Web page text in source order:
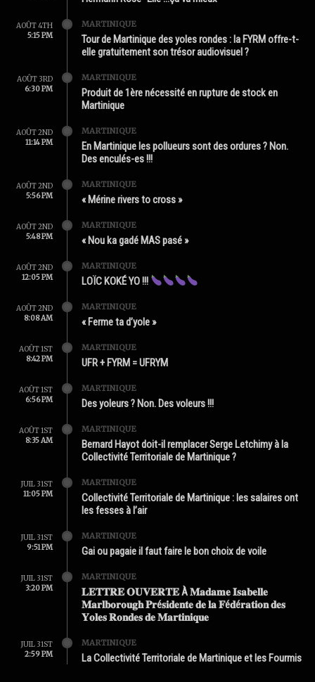
AOÛT 4TH
5:15 PM
MARTINIQUE
Tour de Martinique des yoles rondes : la FYRM offre-t-
elle gratuitement son trésor audiovisuel ?
AOÛT 3RD
6:30 PM
MARTINIQUE
Produit de 1ère nécessité en rupture de stock en
Martinique
AOÛT 2ND
11:14 PM
MARTINIQUE
En Martinique les pollueurs sont des ordures ? Non.
Des enculés-es !!!
AOÛT 2ND
5:56 PM
MARTINIQUE
« Mérine rivers to cross »
AOÛT 2ND
5:48 PM
MARTINIQUE
« Nou ka gadé MAS pasé »
AOÛT 2ND
12:05 PM
MARTINIQUE
LOÏC KOKÉ YO !!!
AOÛT 2ND
8:08 AM
MARTINIQUE
« Ferme ta d’yole »
AOÛT 1ST
8:42 PM
MARTINIQUE
UFR + FYRM = UFRYM
AOÛT 1ST
6:56 PM
MARTINIQUE
Des yoleurs ? Non. Des voleurs !!!
AOÛT 1ST
8:35 AM
MARTINIQUE
Bernard Hayot doit-il remplacer Serge Letchimy à la
Collectivité Territoriale de Martinique ?
JUIL 31ST
11:05 PM
MARTINIQUE
Collectivité Territoriale de Martinique : les salaires ont
les fesses à l’air
JUIL 31ST
9:51 PM
MARTINIQUE
Gai ou pagaie il faut faire le bon choix de voile
JUIL 31ST
3:20 PM
MARTINIQUE
𝐋𝐄𝐓𝐓𝐑𝐄 𝐎𝐔𝐕𝐄𝐑𝐓𝐄 À 𝐌𝐚𝐝𝐚𝐦𝐞 𝐈𝐬𝐚𝐛𝐞𝐥𝐥𝐞
𝐌𝐚𝐫𝐥𝐛𝐨𝐫𝐨𝐮𝐠𝐡 𝐏𝐫é𝐬𝐢𝐝𝐞𝐧𝐭𝐞 𝐝𝐞 𝐥𝐚 𝐅é𝐝é𝐫𝐚𝐭𝐢𝐨𝐧 𝐝𝐞𝐬
𝐘𝐨𝐥𝐞𝐬 𝐑𝐨𝐧𝐝𝐞𝐬 𝐝𝐞 𝐌𝐚𝐫𝐭𝐢𝐧𝐢𝐪𝐮𝐞
JUIL 31ST
2:59 PM
MARTINIQUE
La Collectivité Territoriale de Martinique et les Fourmis